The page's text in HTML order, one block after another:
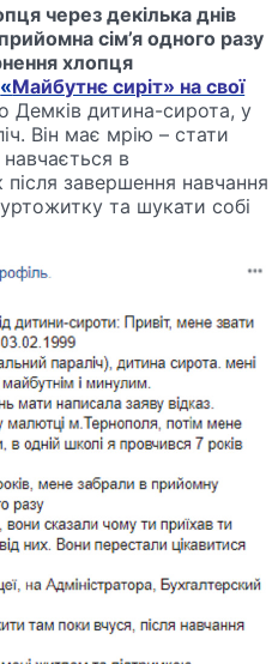
через декілька днів
сім’я одного разу
хлопця
«Майбутнє сиріт» на свої
Демків дитина-сирота, у
Він має мрію – стати
в
завершення навчання
та шукати собі